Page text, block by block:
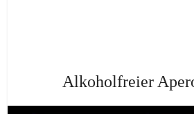
Alkoholfreier